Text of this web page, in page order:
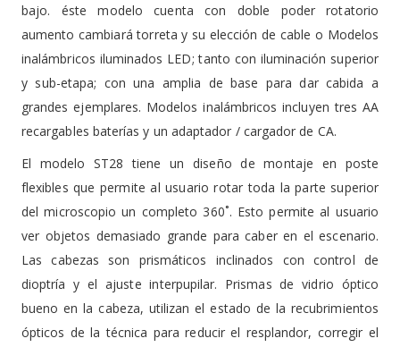
bajo. éste modelo cuenta con doble poder rotatorio
aumento cambiará torreta y su elección de cable o Modelos
inalámbricos iluminados LED; tanto con iluminación superior
y sub-etapa; con una amplia de base para dar cabida a
grandes ejemplares. Modelos inalámbricos incluyen tres AA
recargables baterías y un adaptador / cargador de CA.
El modelo ST28 tiene un diseño de montaje en poste
flexibles que permite al usuario rotar toda la parte superior
del microscopio un completo 360˚. Esto permite al usuario
ver objetos demasiado grande para caber en el escenario.
Las cabezas son prismáticos inclinados con control de
dioptría y el ajuste interpupilar. Prismas de vidrio óptico
bueno en la cabeza, utilizan el estado de la recubrimientos
ópticos de la técnica para reducir el resplandor, corregir el